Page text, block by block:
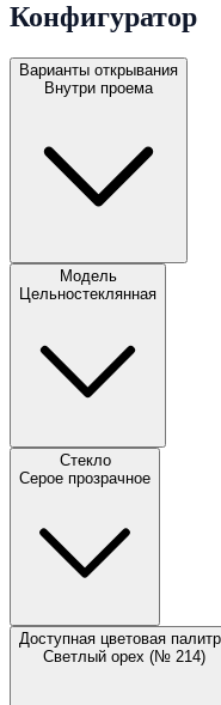
Конфигуратор
Варианты открывания
Внутри проема
Модель
Цельностеклянная
Стекло
Серое прозрачное
Доступная цветовая
Светлый орех (№ 214)